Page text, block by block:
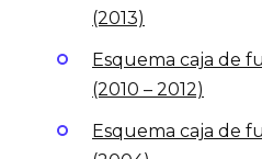
(2013)
Esquema caja de
(2010 – 2012)
Esquema caja de